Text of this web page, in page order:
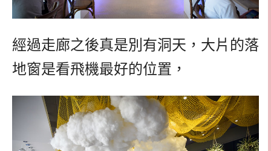
經過走廊之後真是別有洞天，大片的落
地窗是看飛機最好的位置，